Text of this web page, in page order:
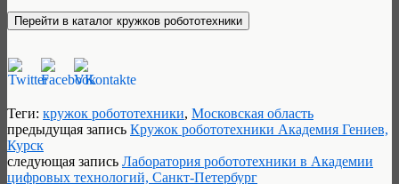
Теги: кружок робототехники, Московская область
предыдущая запись Кружок робототехники Академия Гениев,
Курск
следующая запись Лаборатория робототехники в Академии
цифровых технологий, Санкт-Петербург